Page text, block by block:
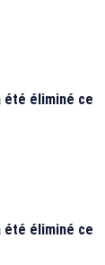
été éliminé ce
été éliminé ce